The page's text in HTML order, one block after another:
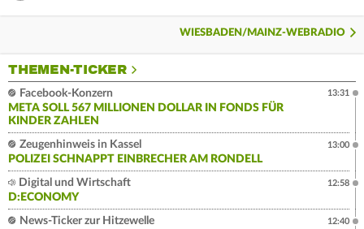
WIESBADEN/MAINZ-WEBRADIO
THEMEN-TICKER
Facebook-Konzern
META SOLL 567 MILLIONEN DOLLAR IN FONDS FÜR
KINDER ZAHLEN
13:31
Zeugenhinweis in Kassel
POLIZEI SCHNAPPT EINBRECHER AM RONDELL
13:00
Digital und Wirtschaft
D:ECONOMY
12:58
News-Ticker zur Hitzewelle
12:40